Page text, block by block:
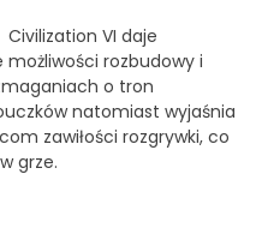
VI daje
rozbudowy i
o tron
natomiast wyjaśnia
zawiłości rozgrywki, co
grze.